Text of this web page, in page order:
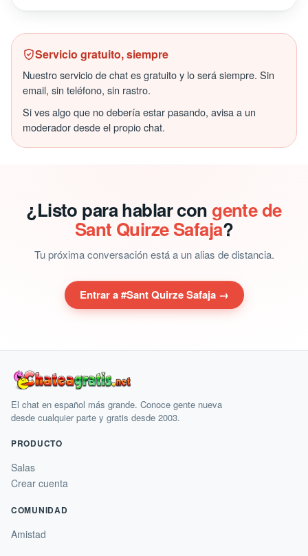
Servicio gratuito, siempre
Nuestro servicio de chat es gratuito y lo será siempre. Sin
email, sin teléfono, sin rastro.
Si ves algo que no debería estar pasando, avisa a un
moderador desde el propio chat.
¿Listo para hablar con gente de
Sant Quirze Safaja?
Tu próxima conversación está a un alias de distancia.
Entrar a #Sant Quirze Safaja →
El chat en español más grande. Conoce gente nueva
desde cualquier parte y gratis desde 2003.
PRODUCTO
Salas
Crear cuenta
COMUNIDAD
Amistad